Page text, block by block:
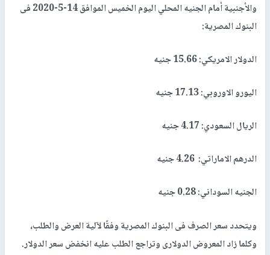
والأجنبية أمام الجنيه المحلي اليوم الخميس الموافق 14-5-2020 فى
البنوك المصرية:
الدولار الامريكي: 15.66 جنيه
اليورو الاوروبي: 17.13 جنيه
الريال السعودي: 4.17 جنيه
الدرهم الاماراتي: 4.26 جنيه
الجنيه السوداني: 0.28 جنيه
ويتحدد سعر الصرف فى البنوك المصرية وفقًا لآلية العرض والطلب،
وكلما زاد المعروض الدولارى وتراجع الطلب عليه انخفض سعر الدولار.